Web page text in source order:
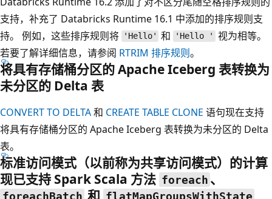
支持，补充了 Databricks Runtime 16.1 中添加的排序规则支
持。 例如，这些排序规则将
'Hello' 和 'Hello '
视为相等。
若要了解详细信息，请参阅 RTRIM 排序规则。
将具有存储桶分区的 Apache Iceberg 表转换为
未分区的 Delta 表
CONVERT TO DELTA和 CREATE TABLE CLONE 语句现在支持
将具有存储桶分区的 Apache Iceberg 表转换为未分区的 Delta
表。
标准访问模式（以前称为共享访问模式）的计算
现已支持 Spark Scala 方法 foreach 、
foreachBatch 和 flatMapGroupsWithState